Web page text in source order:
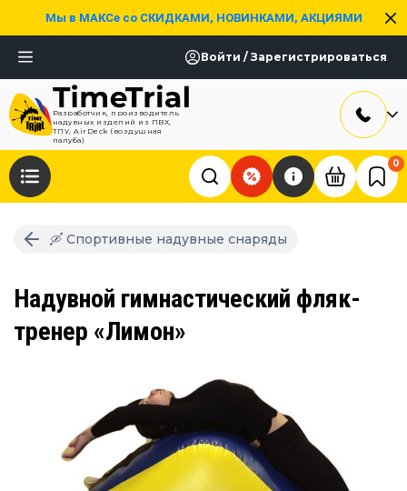
Мы в МАКСе со СКИДКАМИ, НОВИНКАМИ, АКЦИЯМИ
Войти / Зарегистрироваться
Разработчик, производитель
надувных изделий из ПВХ,
ТПУ, AirDeck (воздушная
палуба)
0
🛶 Спортивные надувные снаряды
Надувной гимнастический фляк-
тренер «Лимон»